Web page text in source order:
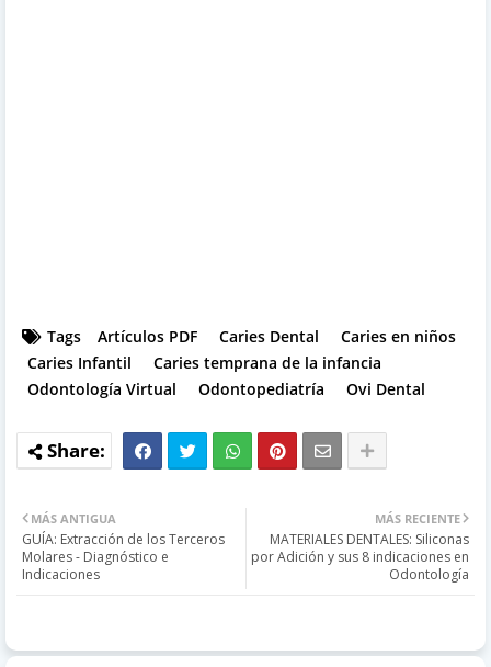
Tags Artículos PDF Caries Dental
Caries en niños
Caries Infantil
Caries temprana de la infancia
Odontología Virtual
Odontopediatría Ovi Dental
MÁS RECIENTE
MATERIALES DENTALES: Siliconas
por Adición y sus 8 indicaciones en
Odontología
MÁS ANTIGUA
GUÍA: Extracción de los Terceros
Molares - Diagnóstico e
Indicaciones